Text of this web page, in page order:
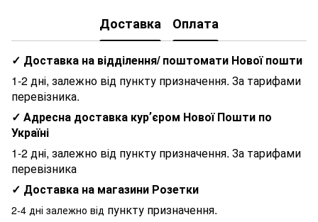
Доставка Оплата
✓ Доставка на відділення/ поштомати Нової пошти
1-2 дні, залежно від пункту призначення. За тарифами
перевізника.
✓ Адресна доставка курʼєром Нової Пошти по
Україні
1-2 дні, залежно від пункту призначення. За тарифами
перевізника
✓ Доставка на магазини Розетки
2-4 дні залежно від пункту призначення.